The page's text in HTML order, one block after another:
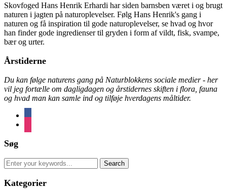
Skovfoged Hans Henrik Erhardi har siden barnsben været i og brugt
naturen i jagten på naturoplevelser. Følg Hans Henrik's gang i
naturen og få inspiration til gode naturoplevelser, se hvad og hvor
han finder gode ingredienser til gryden i form af vildt, fisk, svampe,
bær og urter.
Årstiderne
Du kan følge naturens gang på Naturblokkens sociale medier - her
vil jeg fortælle om dagligdagen og årstidernes skiften i flora, fauna
og hvad man kan samle ind og tilføje hverdagens måltider.
Søg
Search
for:
Kategorier